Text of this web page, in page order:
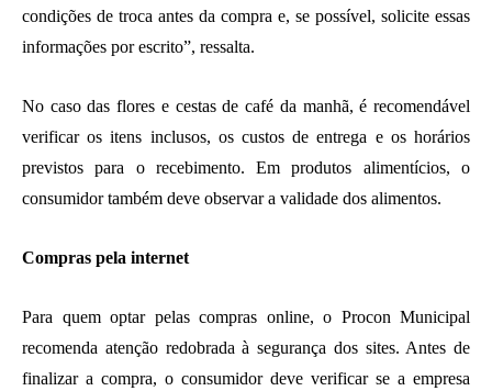
condições de troca antes da compra e, se possível, solicite essas
informações por escrito”, ressalta.
No caso das flores e cestas de café da manhã, é recomendável
verificar os itens inclusos, os custos de entrega e os horários
previstos para o recebimento. Em produtos alimentícios, o
consumidor também deve observar a validade dos alimentos.
Compras pela internet
Para quem optar pelas compras online, o Procon Municipal
recomenda atenção redobrada à segurança dos sites. Antes de
finalizar a compra, o consumidor deve verificar se a empresa